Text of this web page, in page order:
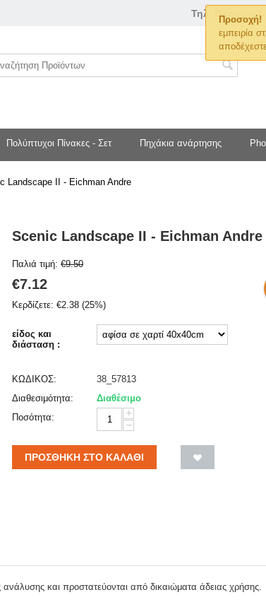
Προσοχή!
εμπειρία
Τηλ.
Πολύπτυχοι Πίνακες - Σετ Πηχάκια ανάρτησης
Landscape II - Eichman Andre
Scenic Landscape II - Eichman Andre
Παλιά τιμή: €9.50
€7.12
Κερδίζετε: €2.38 (25%)
είδος και
διάσταση :
ΚΩΔΙΚΟΣ:
38_57813
Διαθεσιμότητα:
Διαθέσιμο
Ποσότητα:
+
−
ΠΡΟΣΘΉΚΗ ΣΤΟ ΚΑΛΆΘΙ
και προστατεύονται από δικαιώματα άδειας χρήσης.